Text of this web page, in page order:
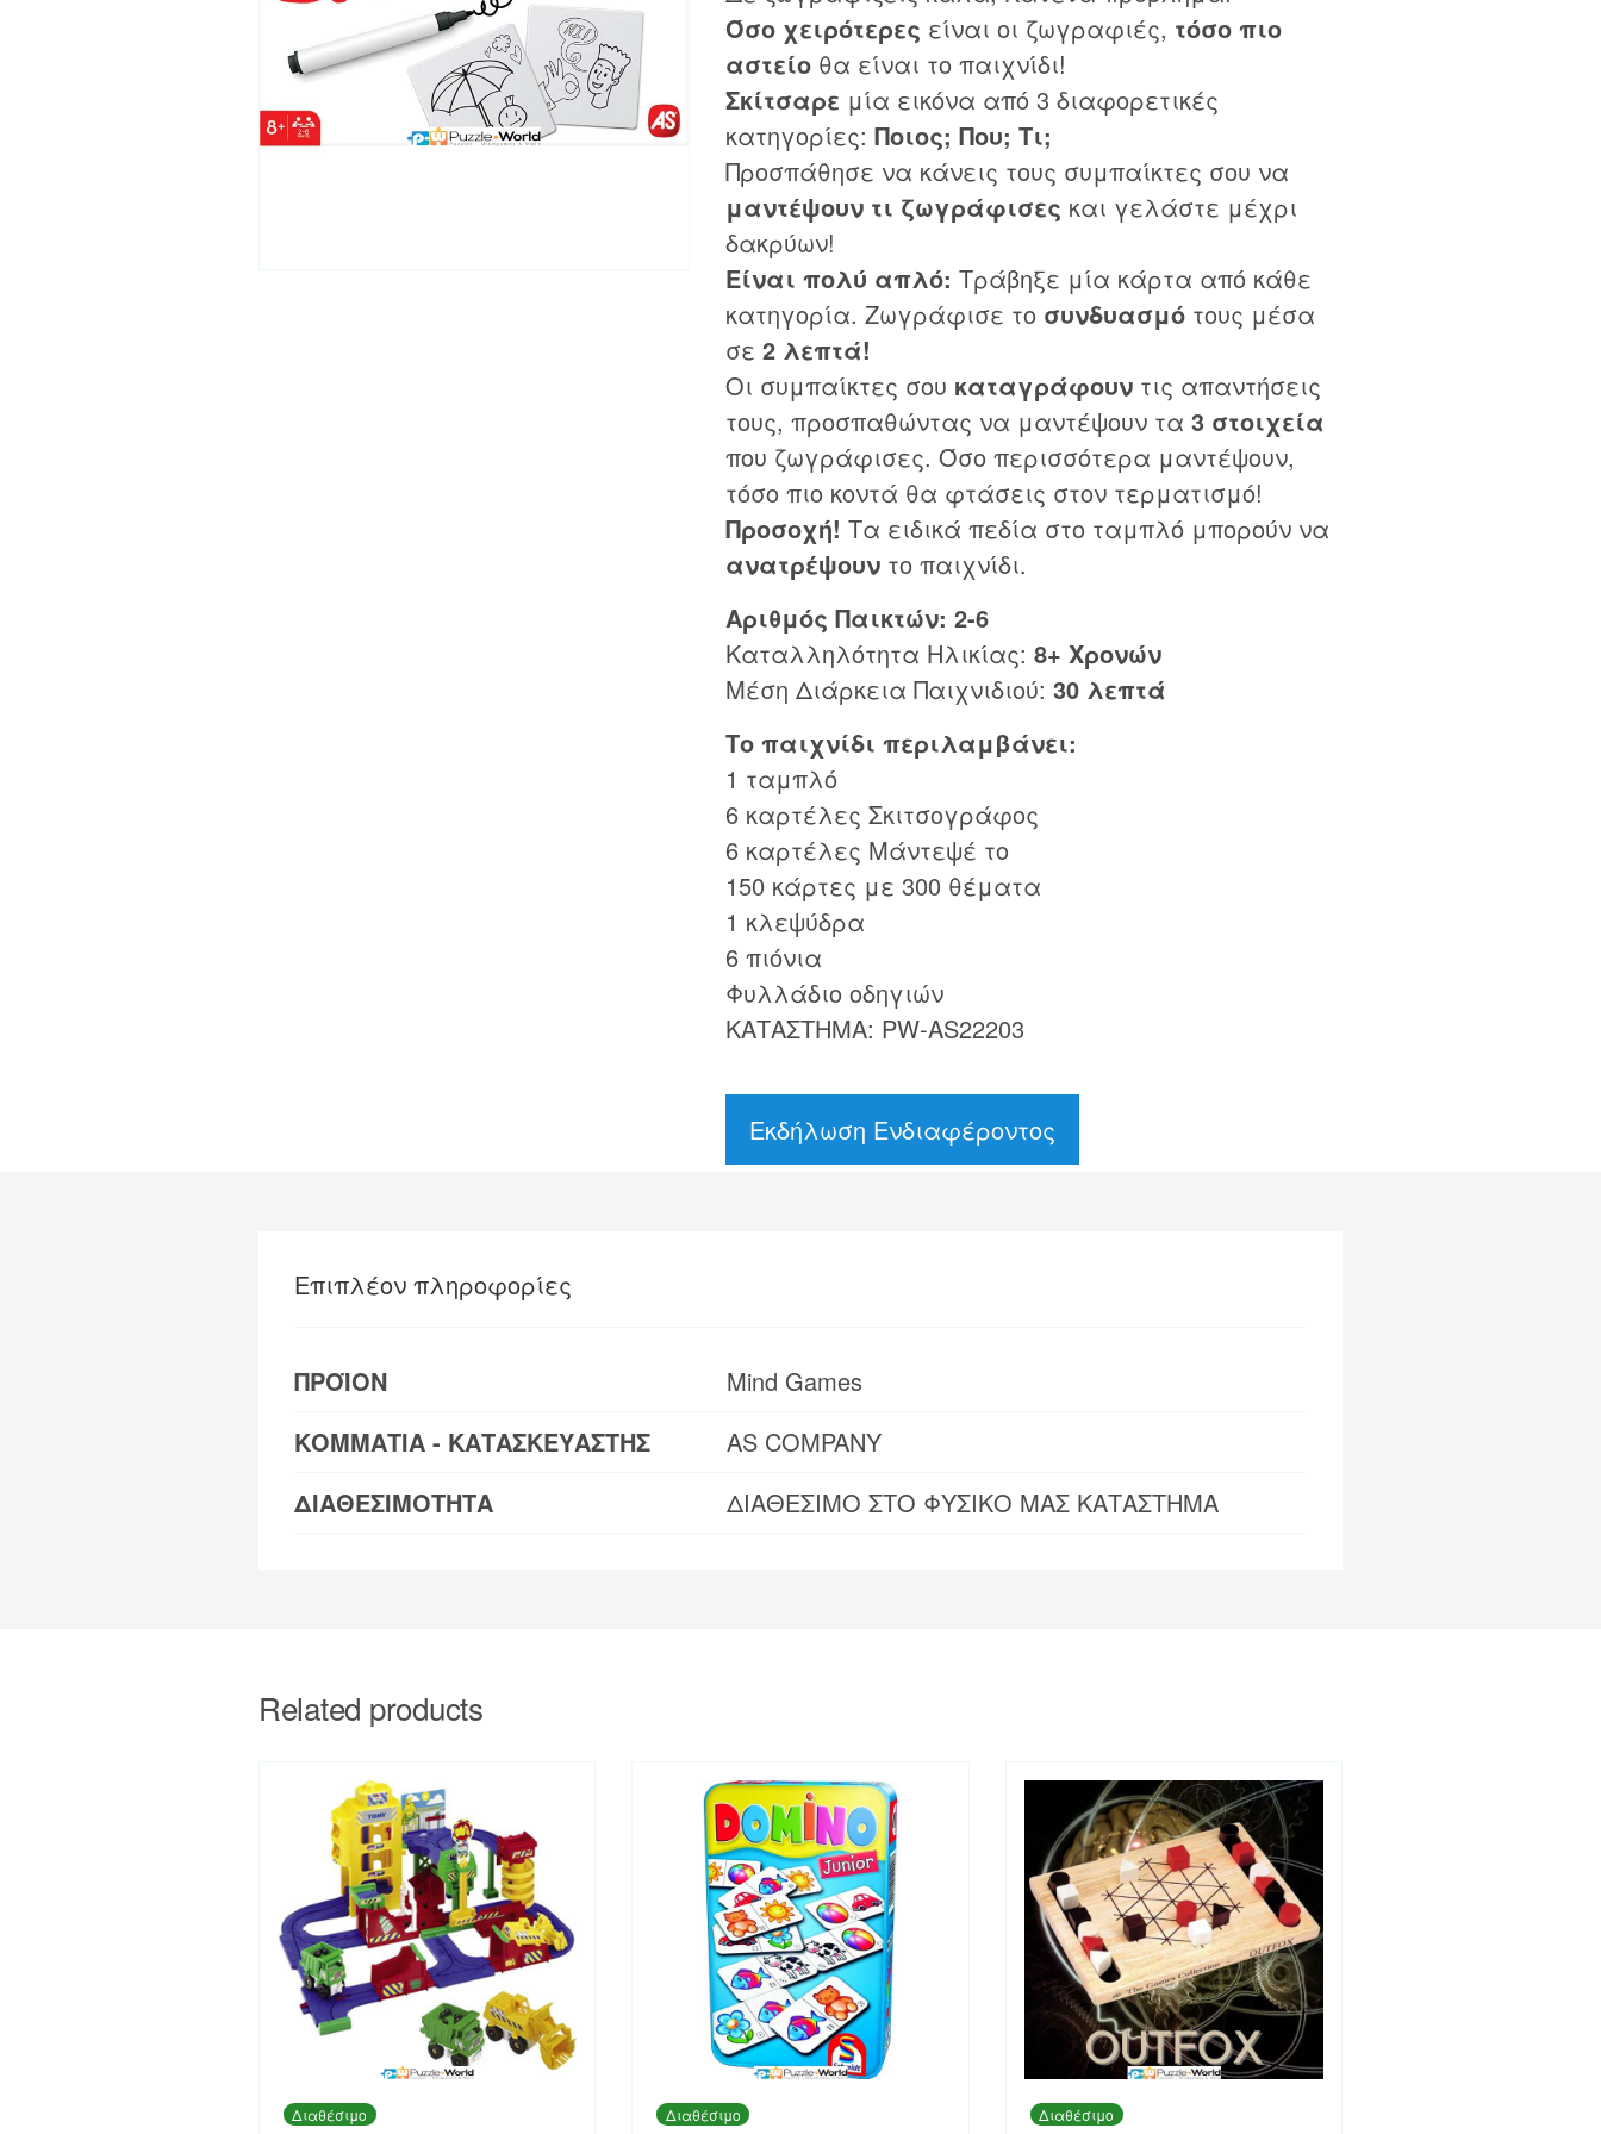
Όσο χειρότερες είναι οι ζωγραφιές, τόσο πιο
αστείοθα είναι το παιχνίδι!
Σκίτσαρε μία εικόνα από 3 διαφορετικές
κατηγορίες: Ποιος; Που; Τι;
Προσπάθησε να κάνεις τους συμπαίκτες σου να
μαντέψουν τι ζωγράφισες και γελάστε μέχρι
δακρύων!
Είναι πολύ απλό: Τράβηξε μία κάρτα από κάθε
κατηγορία. Ζωγράφισε το συνδυασμότους μέσα
σε 2 λεπτά!
Οι συμπαίκτες σου καταγράφουντις απαντήσεις
τους, προσπαθώντας να μαντέψουν τα 3 στοιχεία
που ζωγράφισες. Όσο περισσότερα μαντέψουν,
τόσο πιο κοντά θα φτάσεις στον τερματισμό!
Προσοχή! Τα ειδικά πεδία στο ταμπλό μπορούν να
ανατρέψουντο παιχνίδι.
Αριθμός Παικτών: 2-6
Καταλληλότητα Ηλικίας: 8+ Χρονών
Μέση Διάρκεια Παιχνιδιού: 30 λεπτά
Το παιχνίδι περιλαμβάνει:
1 ταμπλό
6 καρτέλες Σκιτσογράφος
6 καρτέλες Μάντεψέ το
150 κάρτες με 300 θέματα
1 κλεψύδρα
6 πιόνια
Φυλλάδιο οδηγιών
ΚΑΤΑΣΤΗΜΑ: PW-AS22203
Εκδήλωση Ενδιαφέροντος
Επιπλέον πληροφορίες
ΠΡΟΪΟΝ
Mind Games
ΚΟΜΜΑΤΙΑ - ΚΑΤΑΣΚΕΥΑΣΤΗΣ
AS COMPANY
ΔΙΑΘΕΣΙΜΟΤΗΤΑ
ΔΙΑΘΕΣΙΜΟ ΣΤΟ ΦΥΣΙΚΟ ΜΑΣ ΚΑΤΑΣΤΗΜΑ
Related products
Διαθέσιμο Διαθέσιμο Διαθέσιμο